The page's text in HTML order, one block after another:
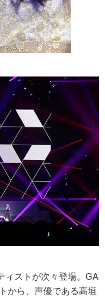
ィストが次々登場。GA
から、声優である高垣